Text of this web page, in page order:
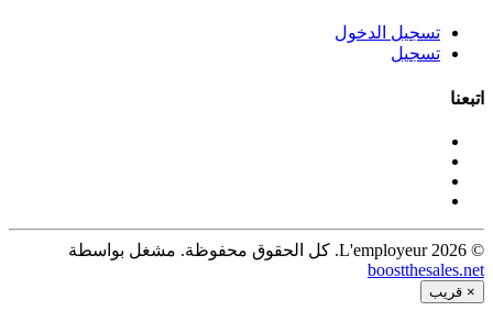
تسجيل الدخول
تسجيل
اتبعنا
© 2026 L'employeur. كل الحقوق محفوظة. مشغل بواسطة
boostthesales.net
× قريب